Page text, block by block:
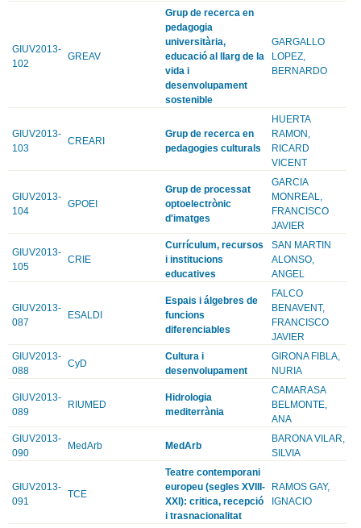
GIUV2013-
102
GREAV
Grup de recerca en
pedagogia
universitària,
educació al llarg de la
vida i
desenvolupament
sostenible
GARGALLO
LOPEZ,
BERNARDO
GIUV2013-
103
CREARI
Grup de recerca en
pedagogies culturals
HUERTA
RAMON,
RICARD
VICENT
GIUV2013-
104
GPOEI
Grup de processat
optoelectrònic
d'imatges
GARCIA
MONREAL,
FRANCISCO
JAVIER
GIUV2013-
105
CRIE
Currículum, recursos
i institucions
educatives
SAN MARTIN
ALONSO,
ANGEL
GIUV2013-
087
ESALDI
Espais i álgebres de
funcions
diferenciables
FALCO
BENAVENT,
FRANCISCO
JAVIER
GIUV2013-
088
CyD
Cultura i
desenvolupament
GIRONA FIBLA,
NURIA
GIUV2013-
089
RIUMED
Hidrologia
mediterrània
CAMARASA
BELMONTE,
ANA
GIUV2013-
090
MedArb MedArb
BARONA VILAR,
SILVIA
GIUV2013-
091
TCE
Teatre contemporani
europeu (segles XVIII-
XXI): critica, recepció
i trasnacionalitat
RAMOS GAY,
IGNACIO